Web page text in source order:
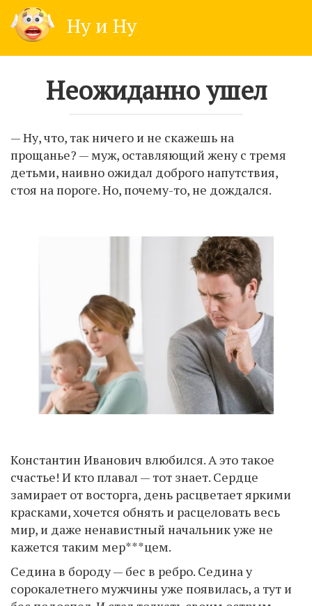
content
Ну и Ну
Неожиданно ушел
— Ну, что, так ничего и не скажешь на
прощанье? — муж, оставляющий жену с тремя
детьми, наивно ожидал доброго напутствия,
стоя на пороге. Но, почему-то, не дождался.
Константин Иванович влюбился. А это такое
счастье! И кто плавал — тот знает. Сердце
замирает от восторга, день расцветает яркими
красками, хочется обнять и расцеловать весь
мир, и даже ненавистный начальник уже не
кажется таким мер***цем.
Седина в бороду — бес в ребро. Седина у
сорокалетнего мужчины уже появилась, а тут и